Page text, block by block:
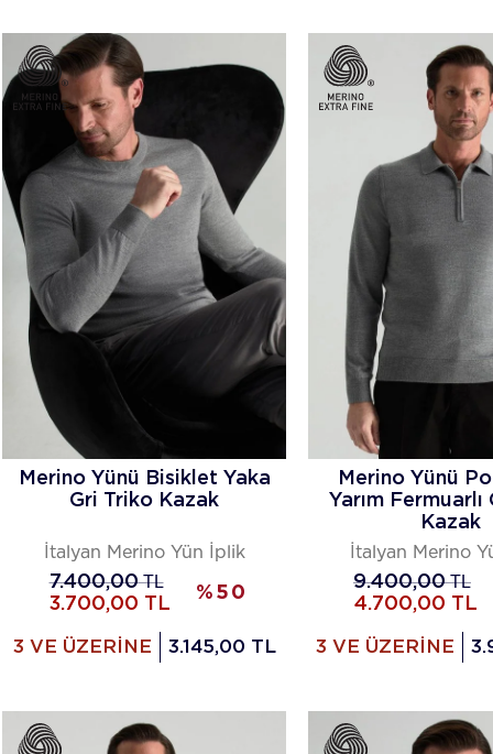
Merino Yünü Bisiklet Yaka
Gri Triko Kazak
İtalyan Merino Yün İplik
7.400,00TL
3.700,00 TL
% 50
3 VE ÜZERİNE 3.145,00 TL
Merino Yünü
Yarım Fermuarlı
Kazak
İtalyan Merino
9.400,00TL
4.700,00 TL
3 VE ÜZERİNE